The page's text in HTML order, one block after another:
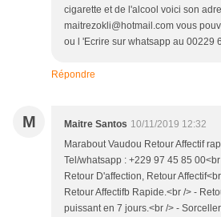
cigarette et de l'alcool voici son
maitrezokli@hotmail.com vous
ou l 'Ecrire sur whatsapp au 00229
Répondre
M Maitre Santos 10/11/2019 12:32
Marabout Vaudou Retour Affectif
Tel/whatsapp : +229 97 45 85
Retour D'affection, Retour
Retour Affectifb Rapide.<br /> -
puissant en 7 jours.<br /> -